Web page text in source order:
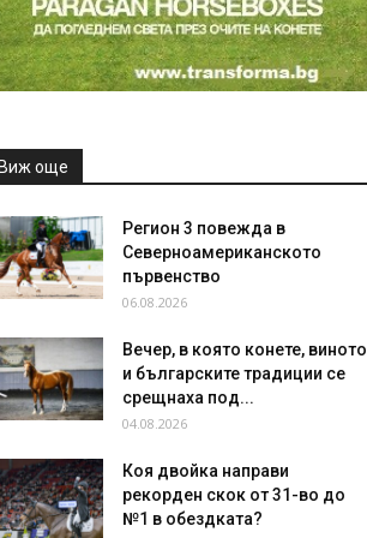
още
Регион 3 повежда в
Северноамериканското
първенство
06.08.2026
Вечер, в която конете, виното
и българските традиции се
срещнаха под...
04.08.2026
Коя двойка направи
рекорден скок от 31-во до
№1 в обездката?